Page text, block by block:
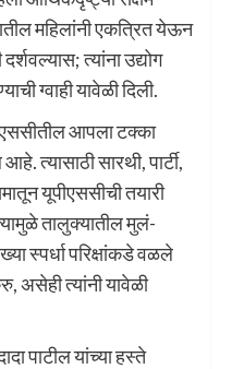
महिलांनी एकत्रित येऊन
त्यांना उद्योग
ग्वाही यावेळी दिली.
आपला टक्का
त्यासाठी सारथी, पार्टी,
यूपीएससीची तयारी
तालुक्यातील मुलं-
स्पर्धा परिक्षांकडे वळले
असेही त्यांनी यावेळी
पाटील यांच्या हस्ते